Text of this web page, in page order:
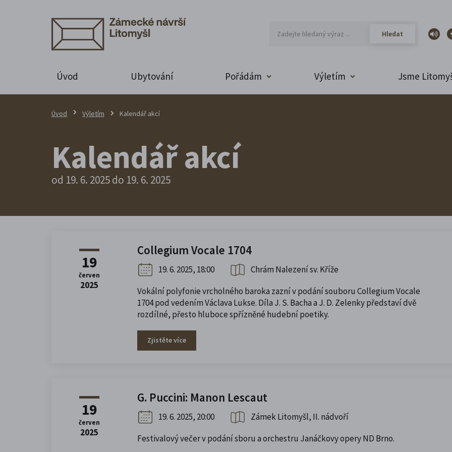
Úvod Ubytování Pořádám Výletím Jsme
Úvod Výletím Kalendář akcí
Kalendář akcí
od 19. 6. 2025 do 19. 6. 2025
19
červen
2025
Collegium Vocale 1704
19. 6. 2025, 18:00
Chrám Nalezení sv. Kříže
Vokální polyfonie vrcholného baroka zazní v podání souboru Collegium Vocale
1704 pod vedením Václava Lukse. Díla J. S. Bacha a J. D. Zelenky představí dvě
rozdílné, přesto hluboce spřízněné hudební poetiky.
Zjistěte více
19
červen
2025
G. Puccini: Manon Lescaut
19. 6. 2025, 20:00
Zámek Litomyšl, II. nádvoří
Festivalový večer v podání sboru a orchestru Janáčkovy opery ND Brno.